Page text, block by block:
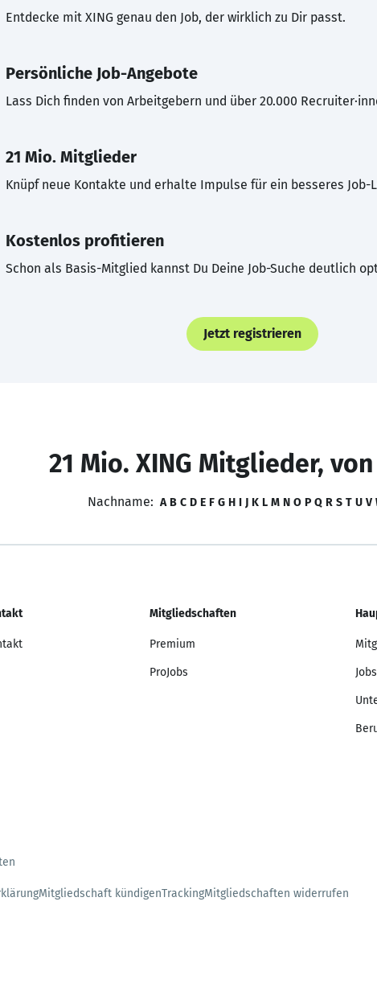
Entdecke mit XING genau den Job, der wirklich zu Dir passt.
Persönliche Job-Angebote
Lass Dich finden von Arbeitgebern und über 20.000
21 Mio. Mitglieder
Knüpf neue Kontakte und erhalte Impulse für ein besseres Job-
Kostenlos profitieren
Schon als Basis-Mitglied kannst Du Deine Job-Suche deutlich
Jetzt registrieren
21 Mio. XING Mitglieder,
Nachname: A B C D E F G H I J K L M N O P Q R S T U V
Mitgliedschaften
Premium
ProJobs
Mitgliedschaft kündigenTrackingMitgliedschaften widerrufen